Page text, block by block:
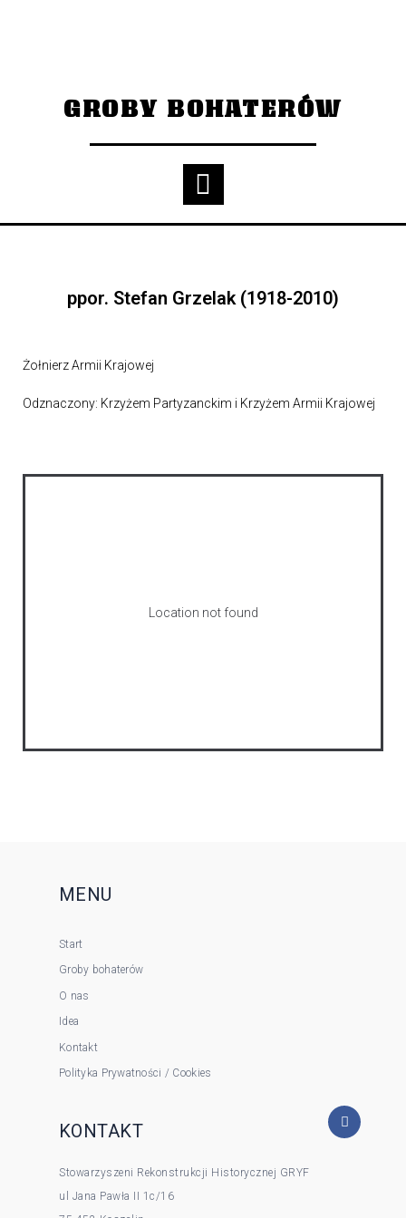
GROBY BOHATERÓW
ppor. Stefan Grzelak (1918-2010)
Żołnierz Armii Krajowej
Odznaczony: Krzyżem Partyzanckim i Krzyżem Armii Krajowej
Location not found
MENU
Start
Groby bohaterów
O nas
Idea
Kontakt
Polityka Prywatności / Cookies
KONTAKT
Stowarzyszeni Rekonstrukcji Historycznej GRYF
ul Jana Pawła II 1c/16